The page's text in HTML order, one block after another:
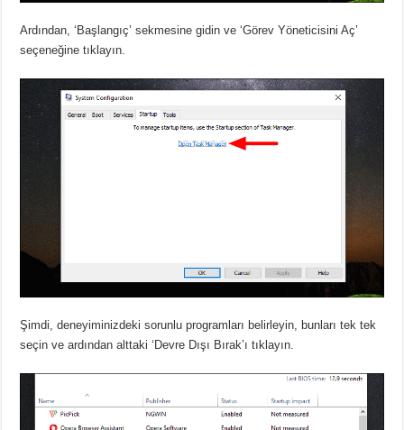
Ardından, ‘Başlangıç’ sekmesine gidin ve ‘Görev Yöneticisini Aç’
seçeneğine tıklayın.
Şimdi, deneyiminizdeki sorunlu programları belirleyin, bunları tek tek
seçin ve ardından alttaki ‘Devre Dışı Bırak’ı tıklayın.